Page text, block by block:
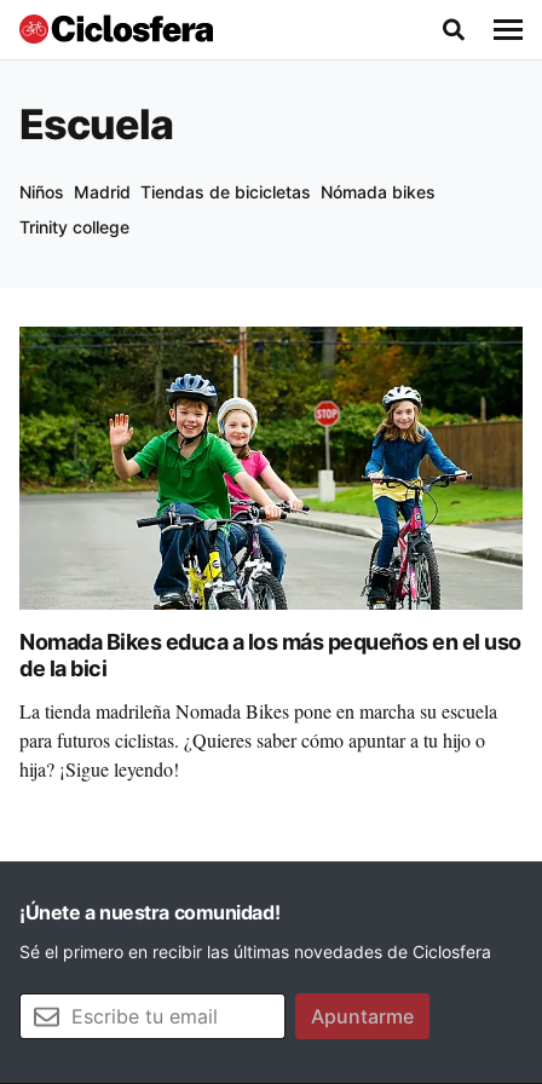
Escuela
Niños Madrid Tiendas de bicicletas Nómada bikes
Trinity college
Nomada Bikes educa a los más pequeños en el uso
de la bici
La tienda madrileña Nomada Bikes pone en marcha su escuela
para futuros ciclistas. ¿Quieres saber cómo apuntar a tu hijo o
hija? ¡Sigue leyendo!
¡Únete a nuestra comunidad!
Sé el primero en recibir las últimas novedades de Ciclosfera
Tu email Apuntarme